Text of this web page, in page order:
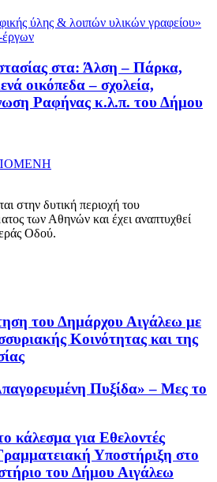
έργων
στα: Άλση – Πάρκα,
οικόπεδα – σχολεία,
Ραφήνας κ.λ.π. του Δήμου
στην δυτική περιοχή του
των Αθηνών και έχει αναπτυχθεί
Οδού.
του Δημάρχου Αιγάλεω με
Κοινότητας και της
Πυξίδα» – Μες το
κάλεσμα για Εθελοντές
Υποστήριξη στο
του Δήμου Αιγάλεω